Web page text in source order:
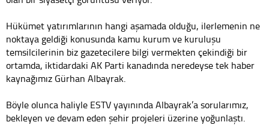
Hükümet yatırımlarının hangi aşamada olduğu, ilerlemenin ne
noktaya geldiği konusunda kamu kurum ve kuruluşu
temsilcilerinin biz gazetecilere bilgi vermekten çekindiği bir
ortamda, iktidardaki AK Parti kanadında neredeyse tek haber
kaynağımız Gürhan Albayrak.
Böyle olunca haliyle ESTV yayınında Albayrak’a sorularımız,
bekleyen ve devam eden şehir projeleri üzerine yoğunlaştı.